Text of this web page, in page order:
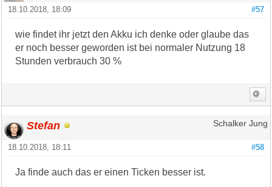
#57
18.10.2018, 18:09
wie findet ihr jetzt den Akku ich denke oder glaube das
er noch besser geworden ist bei normaler Nutzung 18
Stunden verbrauch 30 %
Stefan Schalker Jung
#58
18.10.2018, 18:11
Ja finde auch das er einen Ticken besser ist.